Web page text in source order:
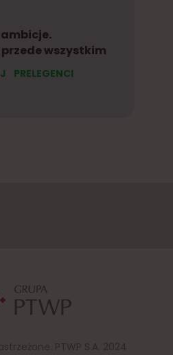
wszystkim
PRELEGENCI